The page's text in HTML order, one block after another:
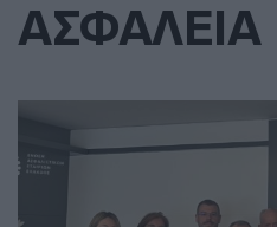
ΑΣΦΑΛΕΙΑ